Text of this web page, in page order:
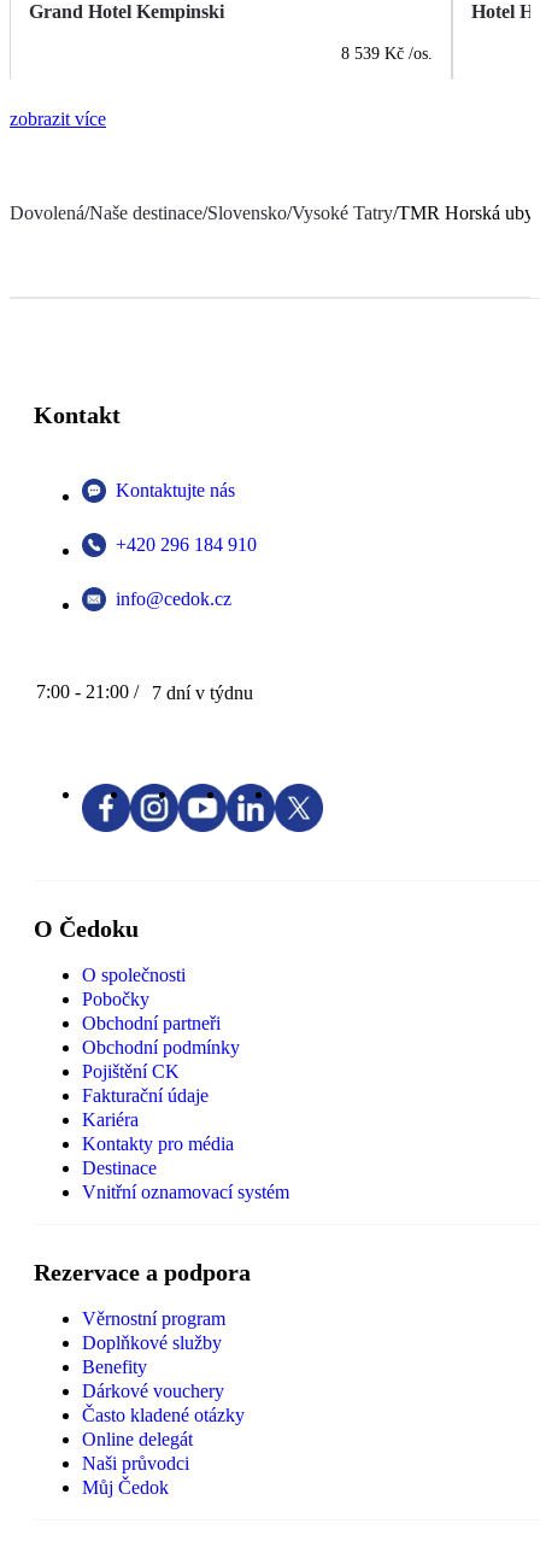
Grand Hotel Kempinski
8 539 Kč /os.
Hotel
zobrazit více
Dovolená/Naše destinace/Slovensko/Vysoké Tatry/TMR Horská
Kontakt
Kontaktujte nás
+420 296 184 910
info@cedok.cz
7:00 - 21:00 / 7 dní v týdnu
O Čedoku
O společnosti
Pobočky
Obchodní partneři
Obchodní podmínky
Pojištění CK
Fakturační údaje
Kariéra
Kontakty pro média
Destinace
Vnitřní oznamovací systém
Rezervace a podpora
Věrnostní program
Doplňkové služby
Benefity
Dárkové vouchery
Často kladené otázky
Online delegát
Naši průvodci
Můj Čedok